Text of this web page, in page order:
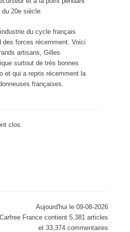
20e siècle.
du cycle français
des forces récemment. Voici
artisans, Gilles
surtout de très bonnes
et qui a repris récemment la
françaises.
clos.
Aujourd'hui le 09-08-2026
Carfree France contient 5,381 articles
et 33,374 commentaires